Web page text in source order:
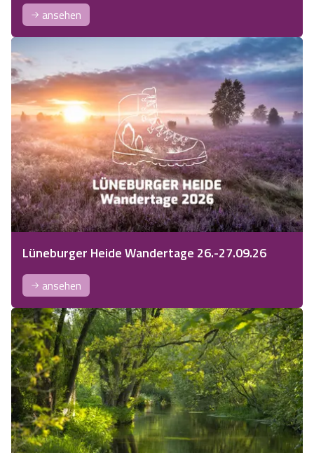
ansehen
Lüneburger Heide Wandertage 26.-27.09.26
ansehen